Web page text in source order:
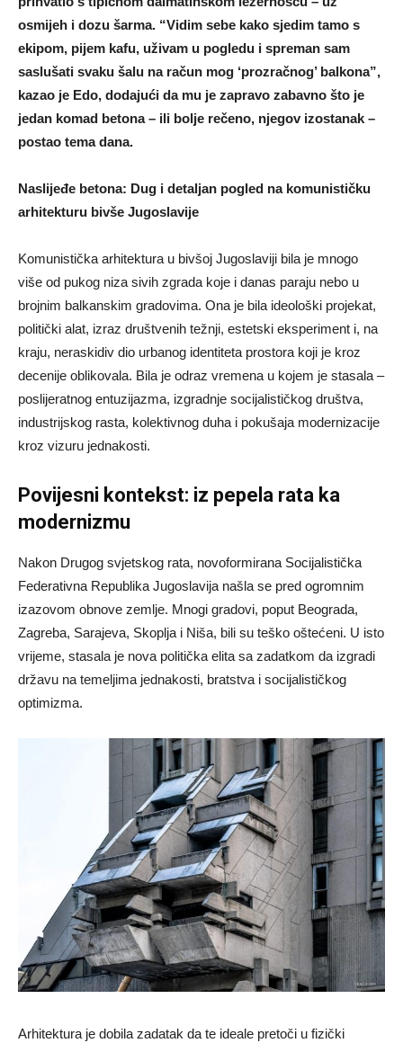
osmijeh i dozu šarma. “Vidim sebe kako sjedim tamo s
ekipom, pijem kafu, uživam u pogledu i spreman sam
saslušati svaku šalu na račun mog ‘prozračnog’ balkona”,
kazao je Edo, dodajući da mu je zapravo zabavno što je
jedan komad betona – ili bolje rečeno, njegov izostanak –
postao tema dana.
Naslijeđe betona: Dug i detaljan pogled na komunističku
arhitekturu bivše Jugoslavije
Komunistička arhitektura u bivšoj Jugoslaviji bila je mnogo
više od pukog niza sivih zgrada koje i danas paraju nebo u
brojnim balkanskim gradovima. Ona je bila ideološki projekat,
politički alat, izraz društvenih težnji, estetski eksperiment i, na
kraju, neraskidiv dio urbanog identiteta prostora koji je kroz
decenije oblikovala. Bila je odraz vremena u kojem je stasala –
poslijeratnog entuzijazma, izgradnje socijalističkog društva,
industrijskog rasta, kolektivnog duha i pokušaja modernizacije
kroz vizuru jednakosti.
Povijesni kontekst: iz pepela rata ka
modernizmu
Nakon Drugog svjetskog rata, novoformirana Socijalistička
Federativna Republika Jugoslavija našla se pred ogromnim
izazovom obnove zemlje. Mnogi gradovi, poput Beograda,
Zagreba, Sarajeva, Skoplja i Niša, bili su teško oštećeni. U isto
vrijeme, stasala je nova politička elita sa zadatkom da izgradi
državu na temeljima jednakosti, bratstva i socijalističkog
optimizma.
Arhitektura je dobila zadatak da te ideale pretoči u fizički